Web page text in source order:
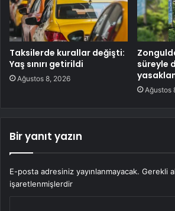
Taksilerde kurallar değişti:
Yaş sınırı getirildi
Ağustos 8, 2026
süreyle
Ağustos
Bir yanıt yazın
E-posta adresiniz yayınlanmayacak. Gerekli
işaretlenmişlerdir